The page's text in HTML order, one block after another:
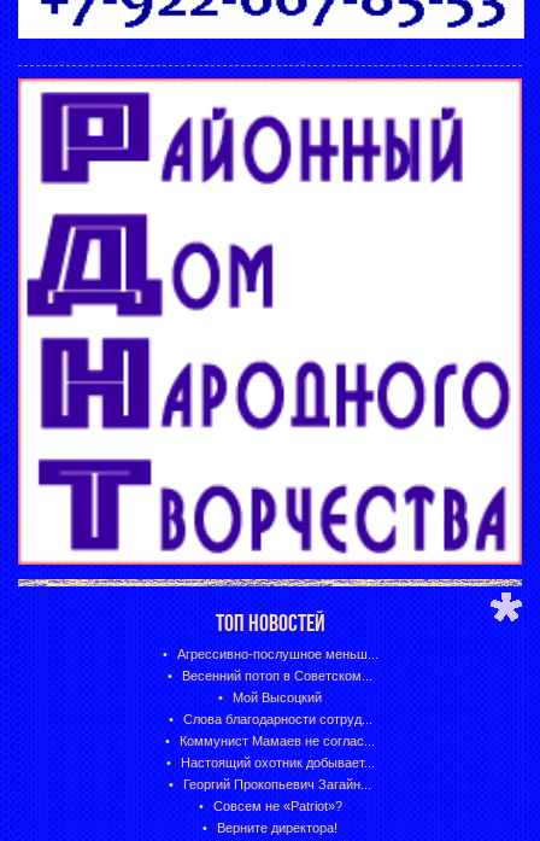
ТОП НОВОСТЕЙ
Агрессивно-послушное меньш...
Весенний потоп в Советском...
Мой Высоцкий
Слова благодарности сотруд...
Коммунист Мамаев не соглас...
Настоящий охотник добывает...
Георгий Прокопьевич Загайн...
Совсем не «Patriot»?
Верните директора!